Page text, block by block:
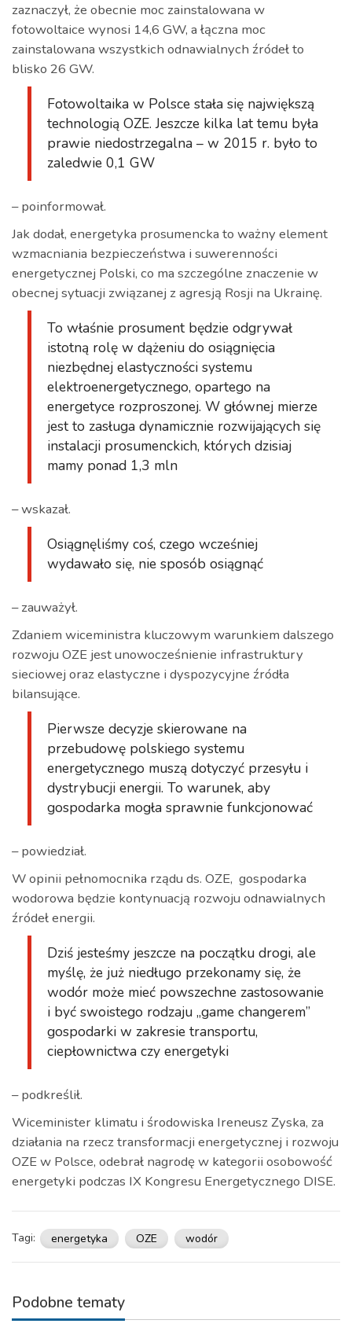
zaznaczył, że obecnie moc zainstalowana w
fotowoltaice wynosi 14,6 GW, a łączna moc
zainstalowana wszystkich odnawialnych źródeł to
blisko 26 GW.
Fotowoltaika w Polsce stała się największą
technologią OZE. Jeszcze kilka lat temu była
prawie niedostrzegalna – w 2015 r. było to
zaledwie 0,1 GW
– poinformował.
Jak dodał, energetyka prosumencka to ważny element
wzmacniania bezpieczeństwa i suwerenności
energetycznej Polski, co ma szczególne znaczenie w
obecnej sytuacji związanej z agresją Rosji na Ukrainę.
To właśnie prosument będzie odgrywał
istotną rolę w dążeniu do osiągnięcia
niezbędnej elastyczności systemu
elektroenergetycznego, opartego na
energetyce rozproszonej. W głównej mierze
jest to zasługa dynamicznie rozwijających się
instalacji prosumenckich, których dzisiaj
mamy ponad 1,3 mln
– wskazał.
Osiągnęliśmy coś, czego wcześniej
wydawało się, nie sposób osiągnąć
– zauważył.
Zdaniem wiceministra kluczowym warunkiem dalszego
rozwoju OZE jest unowocześnienie infrastruktury
sieciowej oraz elastyczne i dyspozycyjne źródła
bilansujące.
Pierwsze decyzje skierowane na
przebudowę polskiego systemu
energetycznego muszą dotyczyć przesyłu i
dystrybucji energii. To warunek, aby
gospodarka mogła sprawnie funkcjonować
– powiedział.
W opinii pełnomocnika rządu ds. OZE, gospodarka
wodorowa będzie kontynuacją rozwoju odnawialnych
źródeł energii.
Dziś jesteśmy jeszcze na początku drogi, ale
myślę, że już niedługo przekonamy się, że
wodór może mieć powszechne zastosowanie
i być swoistego rodzaju „game changerem”
gospodarki w zakresie transportu,
ciepłownictwa czy energetyki
– podkreślił.
Wiceminister klimatu i środowiska Ireneusz Zyska, za
działania na rzecz transformacji energetycznej i rozwoju
OZE w Polsce, odebrał nagrodę w kategorii osobowość
energetyki podczas IX Kongresu Energetycznego DISE.
Tagi: energetyka OZE wodór
Podobne tematy